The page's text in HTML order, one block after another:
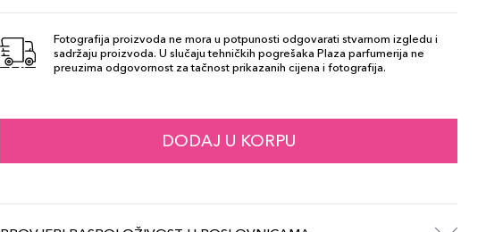
Fotografija proizvoda ne mora u potpunosti odgovarati stvarnom izgledu i
sadržaju proizvoda. U slučaju tehničkih pogrešaka Plaza parfumerija ne
preuzima odgovornost za tačnost prikazanih cijena i fotografija.
DODAJ U KORPU